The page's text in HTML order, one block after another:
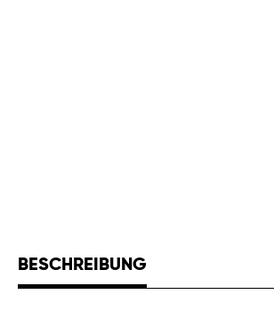
BESCHREIBUNG